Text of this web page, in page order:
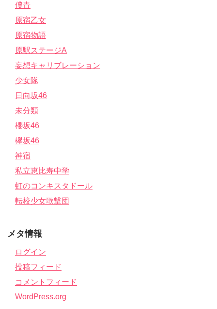
僕青
原宿乙女
原宿物語
原駅ステージA
妄想キャリブレーション
少女隊
日向坂46
未分類
櫻坂46
欅坂46
神宿
私立恵比寿中学
虹のコンキスタドール
転校少女歌撃団
メタ情報
ログイン
投稿フィード
コメントフィード
WordPress.org